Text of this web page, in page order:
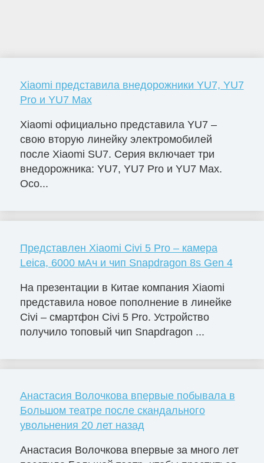
Xiaomi представила внедорожники YU7, YU7
Pro и YU7 Max
Xiaomi официально представила YU7 –
свою вторую линейку электромобилей
после Xiaomi SU7. Серия включает три
внедорожника: YU7, YU7 Pro и YU7 Max.
Осо...
Представлен Xiaomi Civi 5 Pro – камера
Leica, 6000 мАч и чип Snapdragon 8s Gen 4
На презентации в Китае компания Xiaomi
представила новое пополнение в линейке
Civi – смартфон Civi 5 Pro. Устройство
получило топовый чип Snapdragon ...
Анастасия Волочкова впервые побывала в
Большом театре после скандального
увольнения 20 лет назад
Анастасия Волочкова впервые за много лет